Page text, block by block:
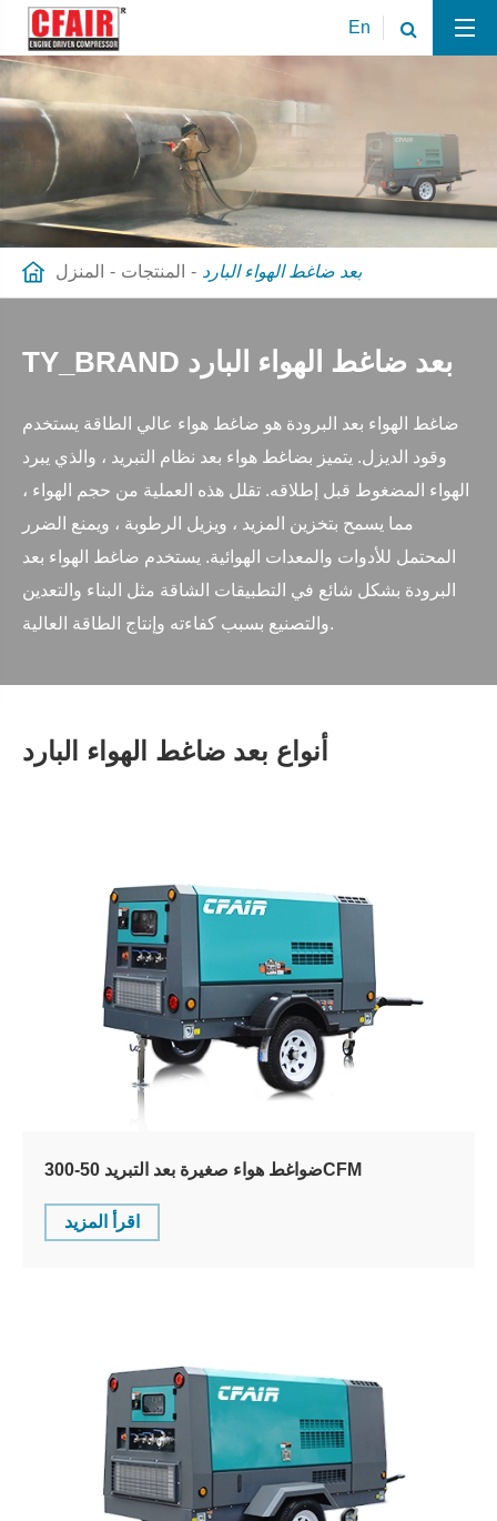
En
المنزل المنتجات بعد ضاغط الهواء البارد
TY_BRAND بعد ضاغط الهواء البارد
ضاغط الهواء بعد البرودة هو ضاغط هواء عالي الطاقة يستخدم
وقود الديزل. يتميز بضاغط هواء بعد نظام التبريد ، والذي يبرد
الهواء المضغوط قبل إطلاقه. تقلل هذه العملية من حجم الهواء ،
مما يسمح بتخزين المزيد ، ويزيل الرطوبة ، ويمنع الضرر
المحتمل للأدوات والمعدات الهوائية. يستخدم ضاغط الهواء بعد
البرودة بشكل شائع في التطبيقات الشاقة مثل البناء والتعدين
والتصنيع بسبب كفاءته وإنتاج الطاقة العالية.
أنواع بعد ضاغط الهواء البارد
ضواغط هواء صغيرة بعد التبريد 50-300CFM
اقرأ المزيد